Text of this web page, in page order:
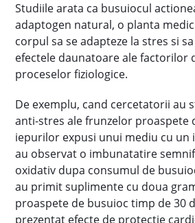
Studiile arata ca busuiocul
adaptogen natural, o planta
corpul sa se adapteze la stres si
efectele daunatoare ale factorilor
proceselor fiziologice.
De exemplu, cand cercetatorii au
anti-stres ale frunzelor proaspete
iepurilor expusi unui mediu cu un
au observat o imbunatatire
oxidativ dupa consumul de
au primit suplimente cu doua
proaspete de busuioc timp de 30
prezentat efecte de protectie